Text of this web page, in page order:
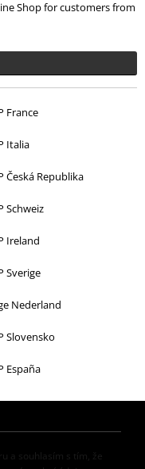
Shop for customers from
France
Italia
Česká Republika
Schweiz
Ireland
Sverige
Nederland
Slovensko
España
& děti
mé osobní údaje a